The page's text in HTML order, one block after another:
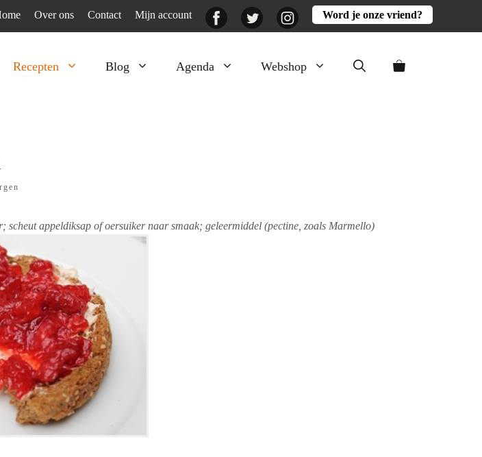
Over ons Contact Mijn account FacebookTwitter InstagramWord je onze vriend?
Recepten Blog Agenda Webshop
Wortelgroenten
scheut appeldiksap of oersuiker naar smaak; geleermiddel (pectine, zoals Marmello)